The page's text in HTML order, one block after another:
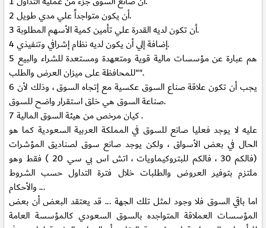
2 أن يكون متواجداً علي مدي طويل.
3 أن تكون لديه القدرة علي تأمين كمية الأسهم المطلوبة.
4 إضافة إلي أن يكون لديه نظام إشرافي وتنفيذي.
5 هم عبارة عن مؤسسات مالية قوية ومتعهدة ومستعدة للشراء والبيع
"للمحافظة على ميزان العرض والطلب".
6 يجب أن تكون علاقة صناع السوق عكسية مع إتجاه السوق ، وذلك لأن
صناعة السوق هي خلق استقرار واضح للسوق.
7 كيان مرخص من هيئة السوق المالية .
عليه لا يوجد فعليا صانع للسوق في المملكة العربية السعودية كما هو
الحال في بعض الأسواق ، ولكن يوجد صانع سوق لصناديق المؤشرات
(فالكم 30 ، فالكم للبتروكيماويات ، اتش اس بي سي 20 ) فقط وهو
ملتزم بتوفير العروض والطلبات خلال فترة التداول حسب الشروط
والأحكام ...
اما باقي السوق فلا وجود لمثل تلك الجهة ... قد يعتقد البعض أن بعض
المؤسسات العملاقة المتواجده بالسوق السعودي كالمؤسسة العامة